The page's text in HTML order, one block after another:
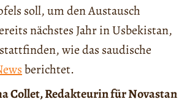
soll, um den Austausch
nächstes Jahr in Usbekistan,
wie das saudische
berichtet.
Collet, Redakteurin für Novastan